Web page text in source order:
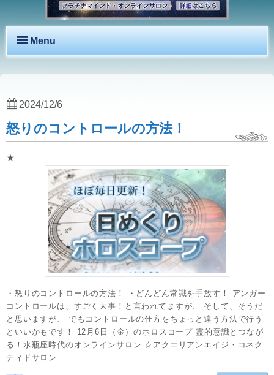
Menu
怒りのコントロールの方法！
★
・怒りのコントロールの方法！ ・どんどん常識を手放す！ アンガー
コントロールは、すごく大事！と言われてますが、 そして、そうだ
と思いますが、 でもコントロールの仕方をちょっと違う方法で行う
といいかもです！ 12月6日（金）のホロスコープ 霊的意識とつなが
る！水瓶座時代のオンラインサロン ☆アクエリアンエイジ・コネク
ティドサロン...
2024/12/6